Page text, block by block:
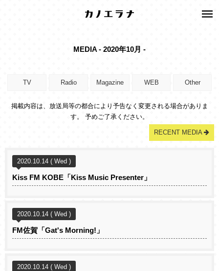
MEDIA - 2020年10月 -
TV Radio Magazine WEB Other
掲載内容は、放送局等の都合により予告なく変更される場合がありま
す。 予めご了承ください。
RECENT MEDIA
2020.10.14 ( Wed )
Kiss FM KOBE「Kiss Music Presenter」
2020.10.14 ( Wed )
FM佐賀「Gat's Morning!」
2020.10.14 ( Wed )